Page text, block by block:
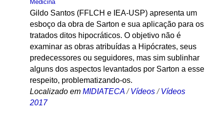
Medicina
Gildo Santos (FFLCH e IEA-USP) apresenta um
esboço da obra de Sarton e sua aplicação para os
tratados ditos hipocráticos. O objetivo não é
examinar as obras atribuídas a Hipócrates, seus
predecessores ou seguidores, mas sim sublinhar
alguns dos aspectos levantados por Sarton a esse
respeito, problematizando-os.
Localizado em MIDIATECA / Vídeos / Vídeos
2017